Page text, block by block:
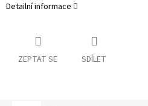
Detailní informace
ZEPTAT SE SDÍLET